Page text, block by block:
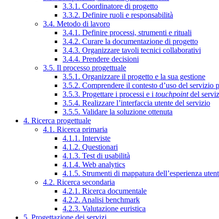
3.3.1. Coordinatore di progetto
3.3.2. Definire ruoli e responsabilità
3.4. Metodo di lavoro
3.4.1. Definire processi, strumenti e rituali
3.4.2. Curare la documentazione di progetto
3.4.3. Organizzare tavoli tecnici collaborativi
3.4.4. Prendere decisioni
3.5. Il processo progettuale
3.5.1. Organizzare il progetto e la sua gestione
3.5.2. Comprendere il contesto d’uso del servizio
3.5.3. Progettare i processi e i touchpointdel
3.5.4. Realizzare l’interfaccia utente del servizio
3.5.5. Validare la soluzione ottenuta
4. Ricerca progettuale
4.1. Ricerca primaria
4.1.1. Interviste
4.1.2. Questionari
4.1.3. Test di usabilità
4.1.4. Web analytics
4.1.5. Strumenti di mappatura dell’esperienza
4.2. Ricerca secondaria
4.2.1. Ricerca documentale
4.2.2. Analisi benchmark
4.2.3. Valutazione euristica
5. Progettazione dei servizi